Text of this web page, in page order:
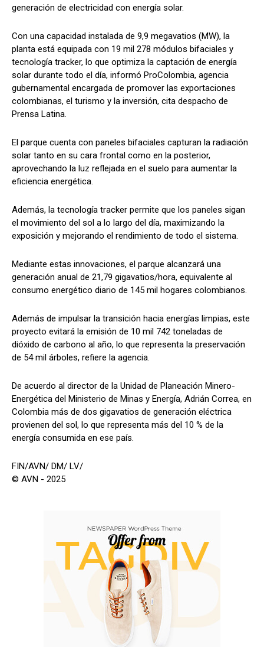
generación de electricidad con energía solar.
Con una capacidad instalada de 9,9 megavatios (MW), la
planta está equipada con 19 mil 278 módulos bifaciales y
tecnología tracker, lo que optimiza la captación de energía
solar durante todo el día, informó ProColombia, agencia
gubernamental encargada de promover las exportaciones
colombianas, el turismo y la inversión, cita despacho de
Prensa Latina.
El parque cuenta con paneles bifaciales capturan la radiación
solar tanto en su cara frontal como en la posterior,
aprovechando la luz reflejada en el suelo para aumentar la
eficiencia energética.
Además, la tecnología tracker permite que los paneles sigan
el movimiento del sol a lo largo del día, maximizando la
exposición y mejorando el rendimiento de todo el sistema.
Mediante estas innovaciones, el parque alcanzará una
generación anual de 21,79 gigavatios/hora, equivalente al
consumo energético diario de 145 mil hogares colombianos.
Además de impulsar la transición hacia energías limpias, este
proyecto evitará la emisión de 10 mil 742 toneladas de
dióxido de carbono al año, lo que representa la preservación
de 54 mil árboles, refiere la agencia.
De acuerdo al director de la Unidad de Planeación Minero-
Energética del Ministerio de Minas y Energía, Adrián Correa, en
Colombia más de dos gigavatios de generación eléctrica
provienen del sol, lo que representa más del 10 % de la
energía consumida en ese país.
FIN/AVN/ DM/ LV/
© AVN - 2025